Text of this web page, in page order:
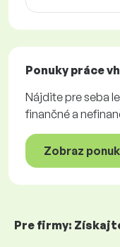
Ponuky práce
Nájdite pre seba
finančné a
Zobraz
Pre firmy: